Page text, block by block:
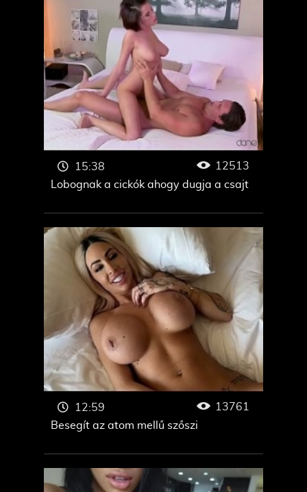
Lobognak a cickók ahogy dugja a csajt
15:38 12513
Besegít az atom mellű szőszi
12:59 13761